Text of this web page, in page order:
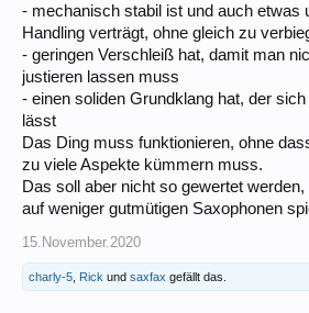
- mechanisch stabil ist und auch etwas
Handling verträgt, ohne gleich zu
- geringen Verschleiß hat, damit man
justieren lassen muss
- einen soliden Grundklang hat, der
lässt
Das Ding muss funktionieren, ohne
zu viele Aspekte kümmern muss.
Das soll aber nicht so gewertet
auf weniger gutmütigen Saxophonen
15.November.2020
charly-5 Rick und saxfax gefällt das.